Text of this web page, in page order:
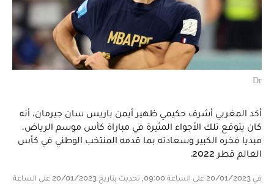
Dr
أكد المغربي أشرف حكيمي ظهير أيمن باريس سان جيرمان، أنه
كان يتوقع تلك الأجواء المثيرة في مباراة كأس موسم الرياض،
مبديا فخره الكبير وسعادته بما قدمه المنتخب الوطني في كأس
العالم قطر 2022.
في 20/01/2023 على الساعة 09:00, تحديث بتاريخ 20/01/2023 على الساعة